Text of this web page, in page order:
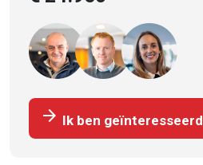
arrow_forward Ik ben geïnteresseerd